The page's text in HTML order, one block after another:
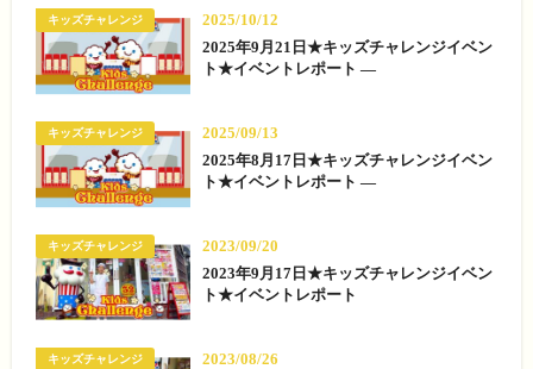
キッズチャレンジ
2025/10/12
2025年9月21日★キッズチャレンジイベン
ト★イベントレポート —
キッズチャレンジ
2025/09/13
2025年8月17日★キッズチャレンジイベン
ト★イベントレポート —
キッズチャレンジ
2023/09/20
2023年9月17日★キッズチャレンジイベン
ト★イベントレポート
キッズチャレンジ
2023/08/26